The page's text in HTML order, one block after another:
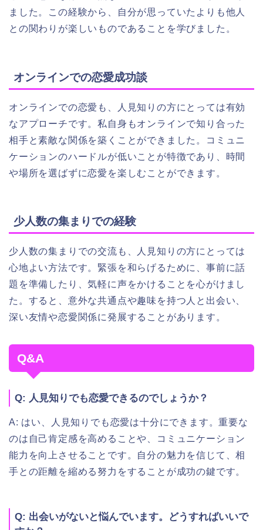
ました。この経験から、自分が思っていたよりも他人
との関わりが楽しいものであることを学びました。
オンラインでの恋愛成功談
オンラインでの恋愛も、人見知りの方にとっては有効
なアプローチです。私自身もオンラインで知り合った
相手と素敵な関係を築くことができました。コミュニ
ケーションのハードルが低いことが特徴であり、時間
や場所を選ばずに恋愛を楽しむことができます。
少人数の集まりでの経験
少人数の集まりでの交流も、人見知りの方にとっては
心地よい方法です。緊張を和らげるために、事前に話
題を準備したり、気軽に声をかけることを心がけまし
た。すると、意外な共通点や趣味を持つ人と出会い、
深い友情や恋愛関係に発展することがあります。
Q&A
Q: 人見知りでも恋愛できるのでしょうか？
A: はい、人見知りでも恋愛は十分にできます。重要な
のは自己肯定感を高めることや、コミュニケーション
能力を向上させることです。自分の魅力を信じて、相
手との距離を縮める努力をすることが成功の鍵です。
Q: 出会いがないと悩んでいます。どうすればいいで